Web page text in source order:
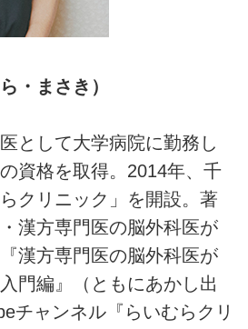
・まさき）
として大学病院に勤務し
資格を取得。2014年、千
クリニック」を開設。著
漢方専門医の脳外科医が
漢方専門医の脳外科医が
門編』（ともにあかし出
チャンネル『らいむらクリ